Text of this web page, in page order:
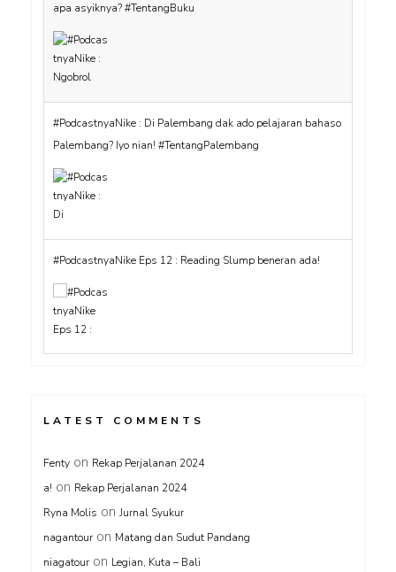
apa asyiknya? #TentangBuku
#PodcastnyaNike : Di Palembang dak ado pelajaran bahaso
Palembang? Iyo nian! #TentangPalembang
#PodcastnyaNike Eps 12 : Reading Slump beneran ada!
LATEST COMMENTS
Fenty on Rekap Perjalanan 2024
a! on Rekap Perjalanan 2024
Ryna Molis on Jurnal Syukur
nagantour on Matang dan Sudut Pandang
niagatour on Legian, Kuta – Bali